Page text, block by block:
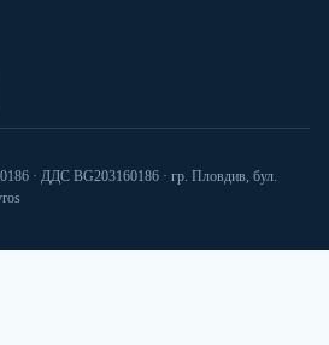
· ДДС BG203160186 · гр. Пловдив, бул.